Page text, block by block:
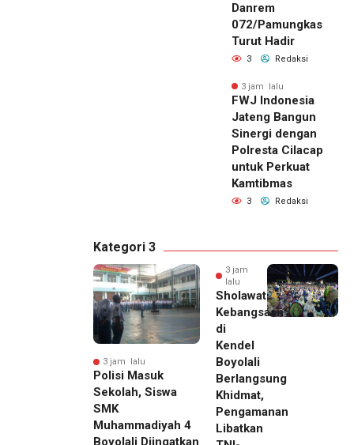
Danrem
072/Pamungkas
Turut Hadir
3 Redaksi
3 jam lalu
FWJ Indonesia
Jateng Bangun
Sinergi dengan
Polresta Cilacap
untuk Perkuat
Kamtibmas
3 Redaksi
Kategori 3
3 jam lalu
Polisi Masuk
Sekolah, Siswa
SMK
Muhammadiyah 4
Boyolali Diingatkan
3 jam
lalu
Sholawat
Kebangsaan
di
Kendel
Boyolali
Berlangsung
Khidmat,
Pengamanan
Libatkan